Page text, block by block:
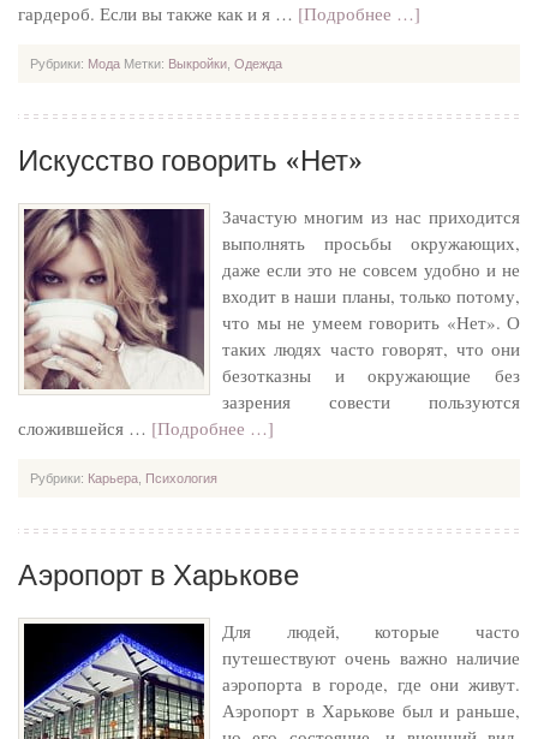
гардероб. Если вы также как и я … [Подробнее …]
Рубрики: Мода Метки: Выкройки Одежда
Искусство говорить «Нет»
Зачастую многим из нас приходится
выполнять просьбы окружающих,
даже если это не совсем удобно и не
входит в наши планы, только потому,
что мы не умеем говорить «Нет». О
таких людях часто говорят, что они
безотказны и окружающие без
зазрения совести пользуются
сложившейся … [Подробнее …]
Рубрики: Карьера Психология
Аэропорт в Харькове
Для людей, которые часто
путешествуют очень важно наличие
аэропорта в городе, где они живут.
Аэропорт в Харькове был и раньше,